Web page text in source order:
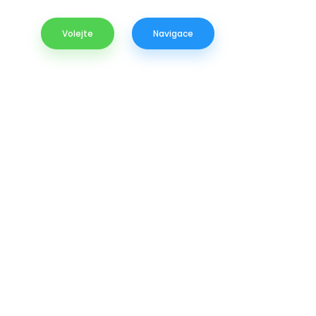
Volejte Navigace